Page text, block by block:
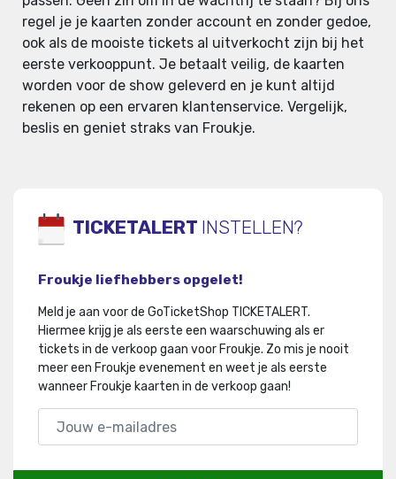
regel je je kaarten zonder account en zonder gedoe,
ook als de mooiste tickets al uitverkocht zijn bij het
eerste verkooppunt. Je betaalt veilig, de kaarten
worden voor de show geleverd en je kunt altijd
rekenen op een ervaren klantenservice. Vergelijk,
beslis en geniet straks van Froukje.
TICKETALERT INSTELLEN?
Froukje liefhebbers opgelet!
Meld je aan voor de GoTicketShop TICKETALERT.
Hiermee krijg je als eerste een waarschuwing als er
tickets in de verkoop gaan voor Froukje. Zo mis je nooit
meer een Froukje evenement en weet je als eerste
wanneer Froukje kaarten in de verkoop gaan!